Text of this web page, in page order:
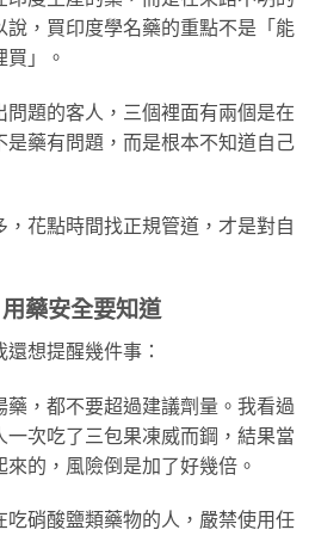
，買印度學名藥的重點不是「能
」。
題的客人，三個裡面有兩個是在
藥有問題，而是根本不知道自己
，花點時間找正規管道，才是對自
藥安全要知道
想提醒幾件事：
藥，都不要超過建議劑量。我看過
次吃了三包果凍威而鋼，結果當
的，風險倒是加了好幾倍。
吃硝酸鹽類藥物的人，嚴禁使用任